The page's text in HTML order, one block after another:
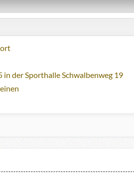
der Sporthalle Schwalbenweg 19